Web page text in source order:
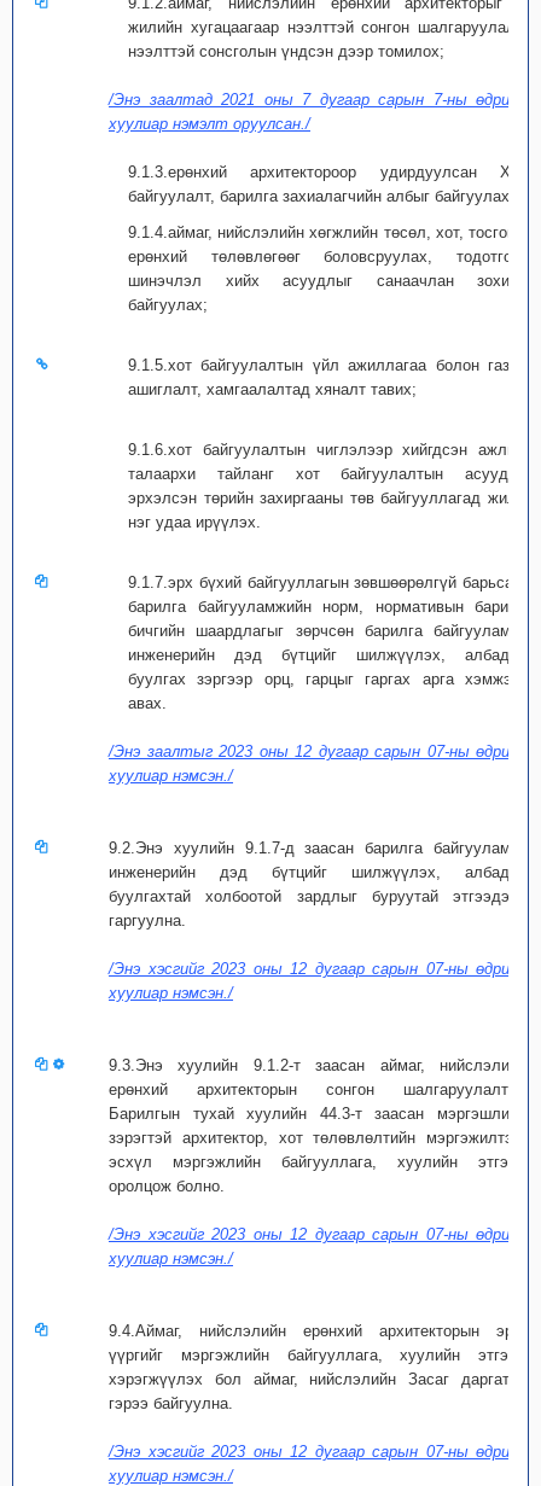
жилийн хугацаагаар нээлттэй сонгон шалгаруулалт,
нээлттэй сонсголын үндсэн дээр томилох;
/Энэ заалтад 2021 оны 7 дугаар сарын 7-ны өдрийн
хуулиар нэмэлт оруулсан./
9.1.3.ерөнхий архитектороор удирдуулсан Хот
байгуулалт, барилга захиалагчийн албыг байгуулах;
9.1.4.аймаг, нийслэлийн хөгжлийн төсөл, хот, тосгоны
ерөнхий төлөвлөгөөг боловсруулах, тодотгол,
шинэчлэл хийх асуудлыг санаачлан зохион
байгуулах;
9.1.5.хот байгуулалтын үйл ажиллагаа болон газар
ашиглалт, хамгаалалтад хяналт тавих;
9.1.6.хот байгуулалтын чиглэлээр хийгдсэн ажлын
талаархи тайланг хот байгуулалтын асуудал
эрхэлсэн төрийн захиргааны төв байгууллагад жилд
нэг удаа ирүүлэх.
9.1.7.эрх бүхий байгууллагын зөвшөөрөлгүй барьсан,
барилга байгууламжийн норм, нормативын баримт
бичгийн шаардлагыг зөрчсөн барилга байгууламж,
инженерийн дэд бүтцийг шилжүүлэх, албадан
буулгах зэргээр орц, гарцыг гаргах арга хэмжээг
авах.
/Энэ заалтыг 2023 оны 12 дугаар сарын 07-ны өдрийн
хуулиар нэмсэн./
9.2.Энэ хуулийн 9.1.7-д заасан барилга байгууламж,
инженерийн дэд бүтцийг шилжүүлэх, албадан
буулгахтай холбоотой зардлыг буруутай этгээдээр
гаргуулна.
/Энэ хэсгийг 2023 оны 12 дугаар сарын 07-ны өдрийн
хуулиар нэмсэн./
9.3.Энэ хуулийн 9.1.2-т заасан аймаг, нийслэлийн
ерөнхий архитекторын сонгон шалгаруулалтад
Барилгын тухай хуулийн 44.3-т заасан мэргэшлийн
зэрэгтэй архитектор, хот төлөвлөлтийн мэргэжилтэн,
эсхүл мэргэжлийн байгууллага, хуулийн этгээд
оролцож болно.
/Энэ хэсгийг 2023 оны 12 дугаар сарын 07-ны өдрийн
хуулиар нэмсэн./
9.4.Аймаг, нийслэлийн ерөнхий архитекторын эрх,
үүргийг мэргэжлийн байгууллага, хуулийн этгээд
хэрэгжүүлэх бол аймаг, нийслэлийн Засаг даргатай
гэрээ байгуулна.
/Энэ хэсгийг 2023 оны 12 дугаар сарын 07-ны өдрийн
хуулиар нэмсэн./